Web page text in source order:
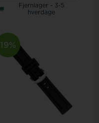
Fjernlager - 3-5
hverdage
19%